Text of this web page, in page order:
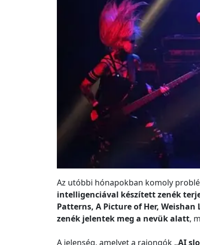
Az utóbbi hónapokban komoly
intelligenciával készített zenék
Patterns, A Picture of Her,
zenék jelentek meg a nevük alatt,
A jelenség, amelyet a rajongók „AI